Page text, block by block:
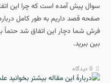
سوال پیش آمده است که چرا این
صفحه قصد داریم به طور کامل
فرش شما دچار این اتفاق شد
بین ببرید.
0 دیدگاه